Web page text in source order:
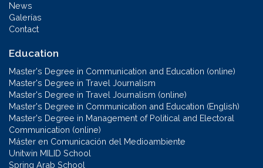
News
Galerías
Contact
Education
Master's Degree in Communication and Education (online)
Master's Degree in Travel Journalism
Master's Degree in Travel Journalism (online)
Master's Degree in Communication and Education (English)
Master's Degree in Management of Political and Electoral
Communication (online)
Máster en Comunicación del Medioambiente
Unitwin MILID School
Spring Arab School